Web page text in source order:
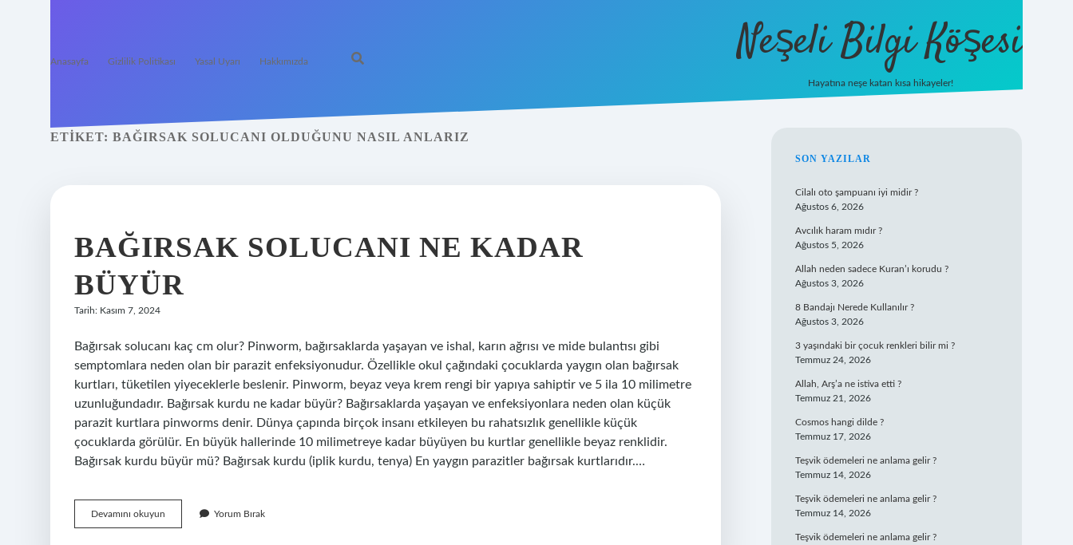
Anasayfa Gizlilik Politikası Yasal Uyarı Hakkımızda Neşeli Bilgi Köşesi
Hayatına neşe katan kısa hikayeler!
ETIKET: BAĞIRSAK SOLUCANI OLDUĞUNU NASIL ANLARIZ
BAĞIRSAK SOLUCANI NE KADAR
BÜYÜR
Tarih: Kasım 7, 2024
Bağırsak solucanı kaç cm olur? Pinworm, bağırsaklarda yaşayan ve ishal, karın ağrısı ve mide bulantısı gibi
semptomlara neden olan bir parazit enfeksiyonudur. Özellikle okul çağındaki çocuklarda yaygın olan bağırsak
kurtları, tüketilen yiyeceklerle beslenir. Pinworm, beyaz veya krem ​​rengi bir yapıya sahiptir ve 5 ila 10 milimetre
uzunluğundadır. Bağırsak kurdu ne kadar büyür? Bağırsaklarda yaşayan ve enfeksiyonlara neden olan küçük
parazit kurtlara pinworms denir. Dünya çapında birçok insanı etkileyen bu rahatsızlık genellikle küçük
çocuklarda görülür. En büyük hallerinde 10 milimetreye kadar büyüyen bu kurtlar genellikle beyaz renklidir.
Bağırsak kurdu büyür mü? Bağırsak kurdu (iplik kurdu, tenya) En yaygın parazitler bağırsak kurtlarıdır.…
Devamını okuyun
Solucanı
Yorum Bırak
SIDEBAR
SON YAZILAR
Cilalı oto şampuanı iyi midir ?
Ağustos 6, 2026
Avcılık haram mıdır ?
Ağustos 5, 2026
Allah neden sadece Kuran’ı korudu ?
Ağustos 3, 2026
8 Bandajı Nerede Kullanılır ?
Ağustos 3, 2026
3 yaşındaki bir çocuk renkleri bilir mi ?
Temmuz 24, 2026
Allah, Arş’a ne istiva etti ?
Temmuz 21, 2026
Cosmos hangi dilde ?
Temmuz 17, 2026
Teşvik ödemeleri ne anlama gelir ?
Temmuz 14, 2026
Teşvik ödemeleri ne anlama gelir ?
Temmuz 14, 2026
Teşvik ödemeleri ne anlama gelir ?